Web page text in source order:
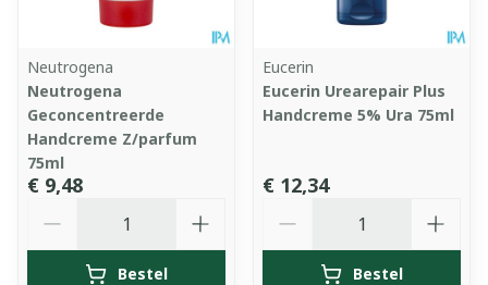
Neutrogena
Neutrogena
Geconcentreerde
Handcreme Z/parfum
75ml
€ 9,48
Bestel
Eucerin
Eucerin Urearepair Plus
Handcreme 5% Ura 75ml
€ 12,34
Bestel